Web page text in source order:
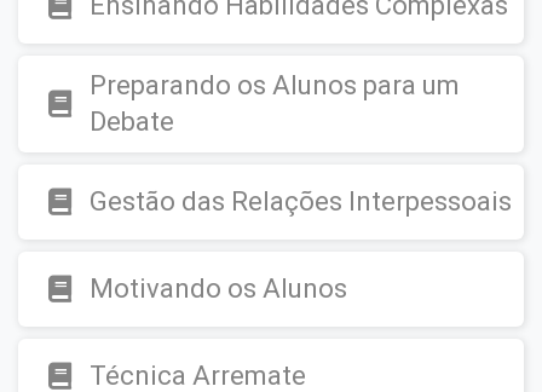
Preparando os Alunos para um
Debate
Gestão das Relações Interpessoais
Motivando os Alunos
Técnica Arremate